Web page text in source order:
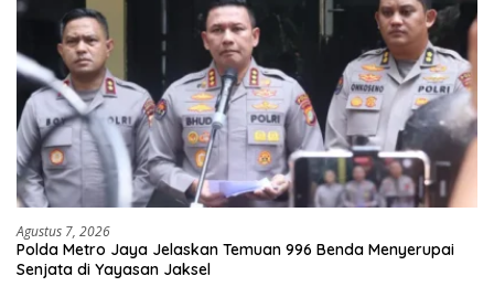
Agustus 7, 2026
Polda Metro Jaya Jelaskan Temuan 996 Benda Menyerupai
Senjata di Yayasan Jaksel